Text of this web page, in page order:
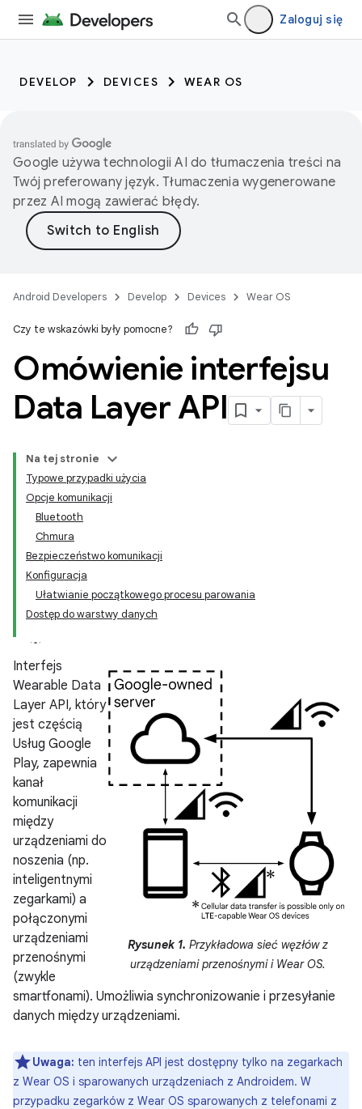
Zaloguj się
DEVELOP DEVICES WEAR OS
Google używa technologii AI do tłumaczenia treści na
Twój preferowany język. Tłumaczenia wygenerowane
przez AI mogą zawierać błędy.
Android Developers Develop Devices Wear OS
Czy te wskazówki były pomocne?
Omówienie interfejsu
Data Layer API
Na tej stronie
Typowe przypadki użycia
Opcje komunikacji
Bluetooth
Chmura
Bezpieczeństwo komunikacji
Konfiguracja
Ułatwianie początkowego procesu parowania
Dostęp do warstwy danych
Rysunek 1. Przykładowa sieć węzłów z
urządzeniami przenośnymi i Wear OS.
Interfejs
Wearable Data
Layer API, który
jest częścią
Usług Google
Play, zapewnia
kanał
komunikacji
między
urządzeniami do
noszenia (np.
inteligentnymi
zegarkami) a
połączonymi
urządzeniami
przenośnymi
(zwykle
smartfonami). Umożliwia synchronizowanie i przesyłanie
danych między urządzeniami.
Uwaga: ten interfejs API jest dostępny tylko na zegarkach
z Wear OS i sparowanych urządzeniach z Androidem. W
przypadku zegarków z Wear OS sparowanych z telefonami z